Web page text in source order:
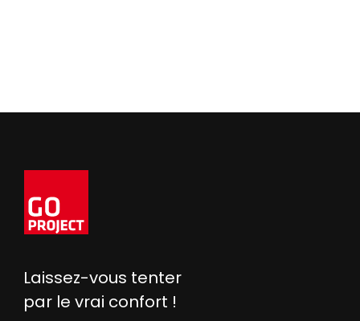
Laissez-vous tenter
par le vrai confort !